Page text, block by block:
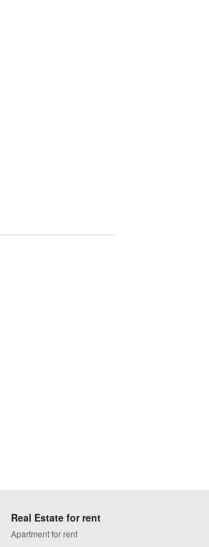
Real Estate for rent
Apartment for rent